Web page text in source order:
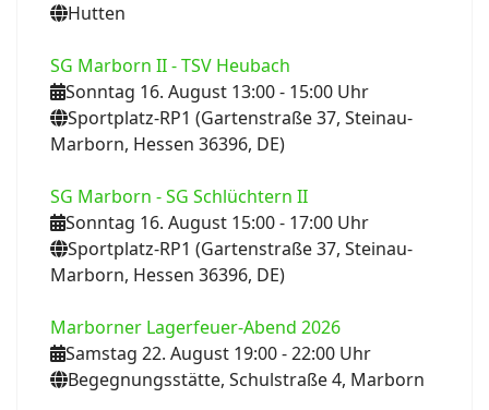
Hutten
SG Marborn II - TSV Heubach
Sonntag 16. August 13:00- 15:00 Uhr
Sportplatz-RP1 (Gartenstraße 37, Steinau-
Marborn, Hessen 36396, DE)
SG Marborn - SG Schlüchtern II
Sonntag 16. August 15:00- 17:00 Uhr
Sportplatz-RP1 (Gartenstraße 37, Steinau-
Marborn, Hessen 36396, DE)
Marborner Lagerfeuer-Abend 2026
Samstag 22. August 19:00- 22:00 Uhr
Begegnungsstätte, Schulstraße 4, Marborn